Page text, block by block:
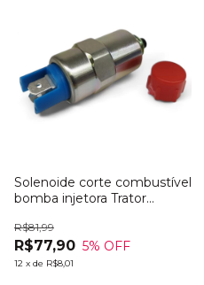
Solenoide corte combustível
bomba injetora Trator
R$77,90
R$81,99
5% OFF
12 x de R$8,01